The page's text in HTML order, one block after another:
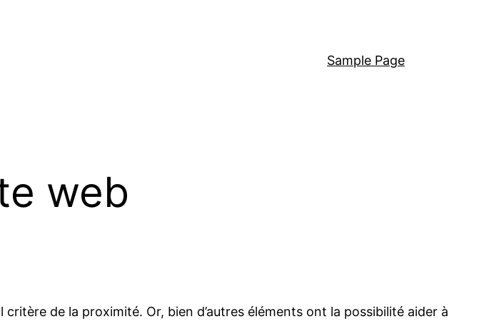
Sample Page
web
de la proximité. Or, bien d’autres éléments ont la possibilité aider à